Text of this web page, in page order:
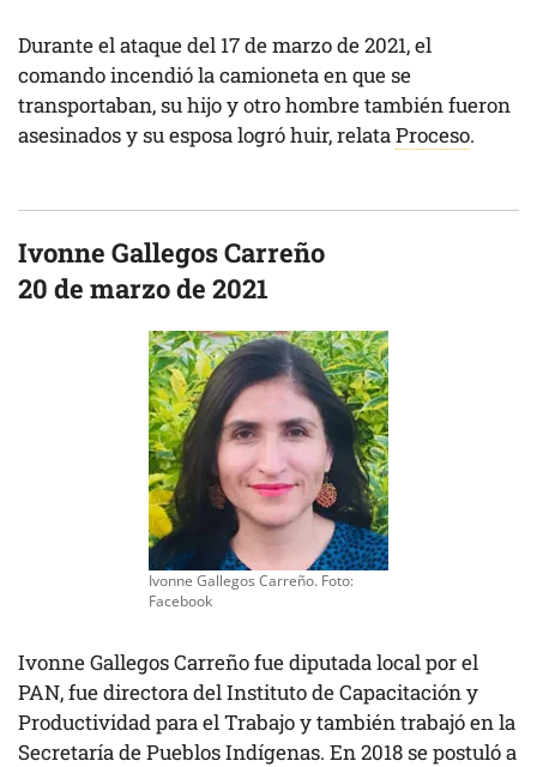
Durante el ataque del 17 de marzo de 2021, el
comando incendió la camioneta en que se
transportaban, su hijo y otro hombre también fueron
asesinados y su esposa logró huir, relataProceso.
Ivonne Gallegos Carreño
20 de marzo de 2021
Ivonne Gallegos Carreño. Foto:
Facebook
Ivonne Gallegos Carreño fue diputada local por el
PAN, fue directora del Instituto de Capacitación y
Productividad para el Trabajo y también trabajó en la
Secretaría de Pueblos Indígenas. En 2018 se postuló a